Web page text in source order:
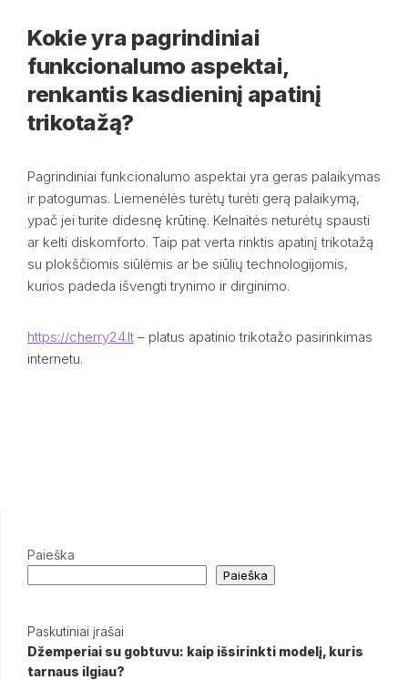
Kokie yra pagrindiniai
funkcionalumo aspektai,
renkantis kasdieninį apatinį
trikotažą?
Pagrindiniai funkcionalumo aspektai yra geras palaikymas
ir patogumas. Liemenėlės turėtų turėti gerą palaikymą,
ypač jei turite didesnę krūtinę. Kelnaitės neturėtų spausti
ar kelti diskomforto. Taip pat verta rinktis apatinį trikotažą
su plokščiomis siūlėmis ar be siūlių technologijomis,
kurios padeda išvengti trynimo ir dirginimo.
https://cherry24.lt – platus apatinio trikotažo pasirinkimas
internetu.
Paieška
Paieška
Paskutiniai įrašai
Džemperiai su gobtuvu: kaip išsirinkti modelį, kuris
tarnaus ilgiau?